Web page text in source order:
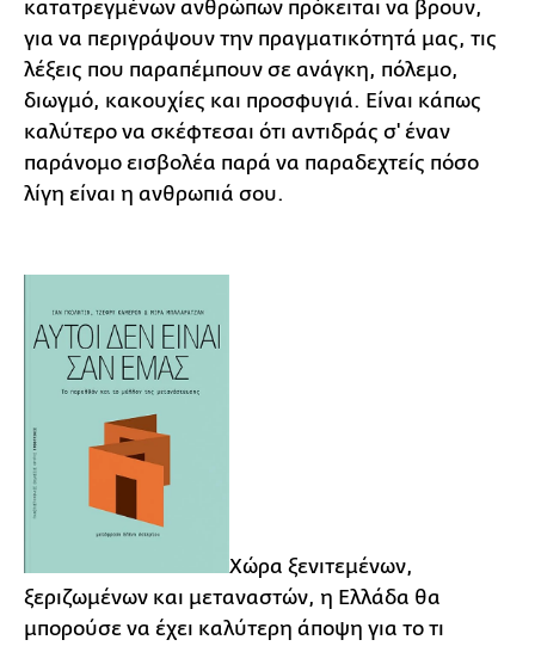
κατατρεγμένων ανθρώπων πρόκειται να βρουν,
για να περιγράψουν την πραγματικότητά μας, τις
λέξεις που παραπέμπουν σε ανάγκη, πόλεμο,
διωγμό, κακουχίες και προσφυγιά. Είναι κάπως
καλύτερο να σκέφτεσαι ότι αντιδράς σ' έναν
παράνομο εισβολέα παρά να παραδεχτείς πόσο
λίγη είναι η ανθρωπιά σου.
Χώρα ξενιτεμένων,
ξεριζωμένων και μεταναστών, η Ελλάδα θα
μπορούσε να έχει καλύτερη άποψη για το τι